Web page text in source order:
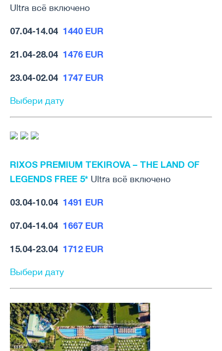
Ultra всё включено
07.04-14.04 1440 EUR
21.04-28.04 1476 EUR
23.04-02.04 1747 EUR
Выбери дату
RIXOS PREMIUM TEKIROVA – THE LAND OF
LEGENDS FREE 5* Ultra всё включено
03.04-10.04 1491 EUR
07.04-14.04 1667 EUR
15.04-23.04 1712 EUR
Выбери дату